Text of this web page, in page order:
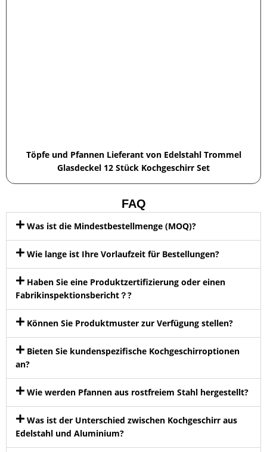
Töpfe und Pfannen Lieferant von Edelstahl Trommel
Glasdeckel 12 Stück Kochgeschirr Set
FAQ
Was ist die Mindestbestellmenge (MOQ)?
Wie lange ist Ihre Vorlaufzeit für Bestellungen?
Haben Sie eine Produktzertifizierung oder einen
Fabrikinspektionsbericht？?
Können Sie Produktmuster zur Verfügung stellen?
Bieten Sie kundenspezifische Kochgeschirroptionen
an?
Wie werden Pfannen aus rostfreiem Stahl hergestellt?
Was ist der Unterschied zwischen Kochgeschirr aus
Edelstahl und Aluminium?